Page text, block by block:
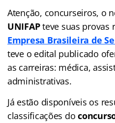
Atenção, concurseiros, o
UNIFAPteve suas provas
Empresa Brasileira de
teve o edital publicado
as carreiras: médica,
administrativas.
Já estão disponíveis os
classificações do